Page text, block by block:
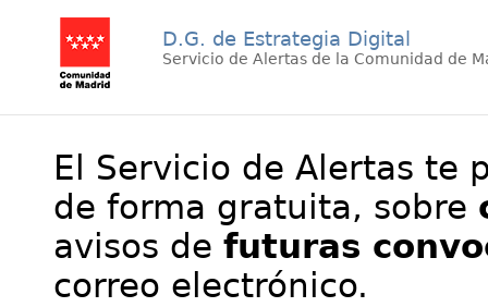
D.G. de Estrategia Digital
Servicio de Alertas de la Comunidad de
El Servicio de Alertas te
de forma gratuita, sobre
avisos de futuras
correo electrónico.